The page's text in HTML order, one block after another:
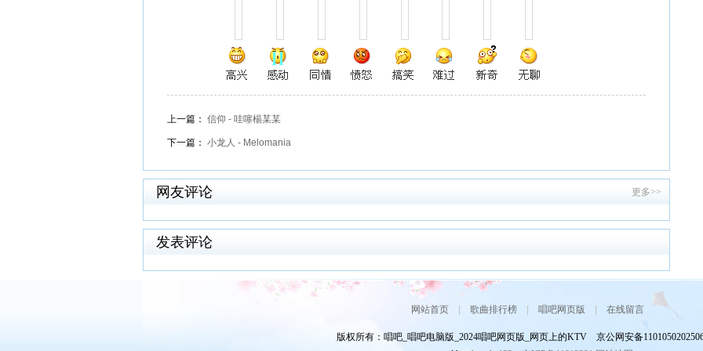
上一篇： 信仰 - 哇噻楊某某️
下一篇： 小龙人 - Melomania
更多>>
网友评论
发表评论
网站首页| 歌曲排行榜| 唱吧网页版 在线留言
版权所有：唱吧_唱吧电脑版_2024唱吧网页版_网页上的KTV 京公网安备